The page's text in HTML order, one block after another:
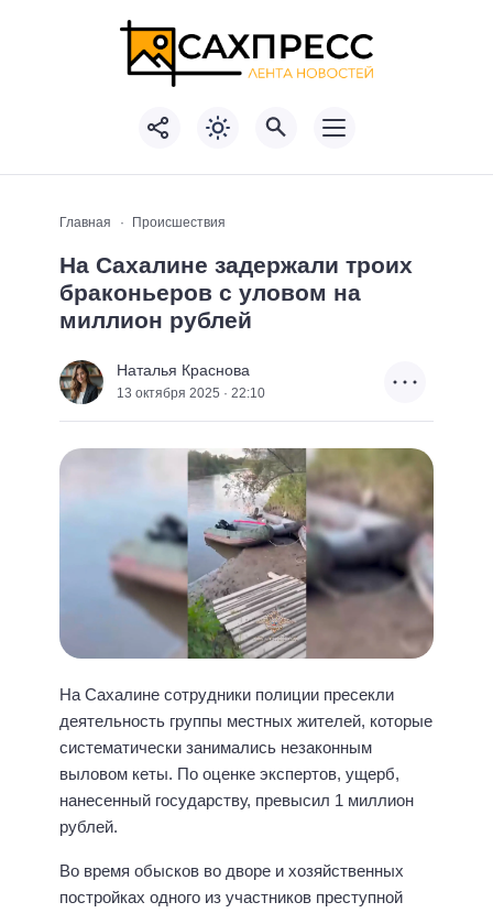
Главная Происшествия
На Сахалине задержали троих
браконьеров с уловом на
миллион рублей
Наталья Краснова
13 октября 2025 · 22:10
На Сахалине сотрудники полиции пресекли
деятельность группы местных жителей, которые
систематически занимались незаконным
выловом кеты. По оценке экспертов, ущерб,
нанесенный государству, превысил 1 миллион
рублей.
Во время обысков во дворе и хозяйственных
постройках одного из участников преступной